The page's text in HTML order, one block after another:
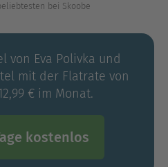
für Selbstreflexion und
Kulturen fördert.
bei Skoobe
von Eva Polivka und
mit der Flatrate von
€ im Monat.
kostenlos